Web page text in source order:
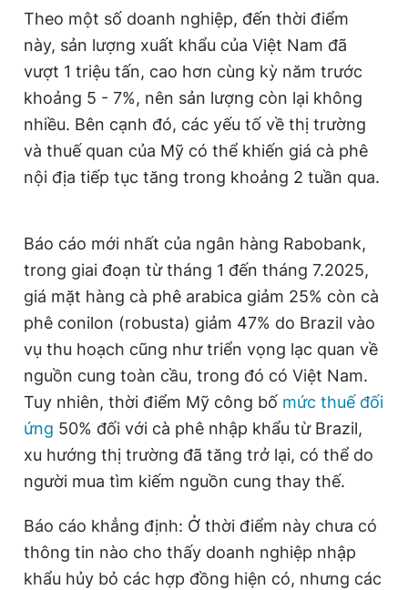
bản. Phát triển bởi ePi Technologies, JSC.
Theo một số doanh nghiệp, đến thời điểm
này, sản lượng xuất khẩu của Việt Nam đã
vượt 1 triệu tấn, cao hơn cùng kỳ năm trước
khoảng 5 - 7%, nên sản lượng còn lại không
nhiều. Bên cạnh đó, các yếu tố về thị trường
và thuế quan của Mỹ có thể khiến giá cà phê
nội địa tiếp tục tăng trong khoảng 2 tuần qua.
Báo cáo mới nhất của ngân hàng Rabobank,
trong giai đoạn từ tháng 1 đến tháng 7.2025,
giá mặt hàng cà phê arabica giảm 25% còn cà
phê conilon (robusta) giảm 47% do Brazil vào
vụ thu hoạch cũng như triển vọng lạc quan về
nguồn cung toàn cầu, trong đó có Việt Nam.
Tuy nhiên, thời điểm Mỹ công bố mức thuế đối
ứng 50% đối với cà phê nhập khẩu từ Brazil,
xu hướng thị trường đã tăng trở lại, có thể do
người mua tìm kiếm nguồn cung thay thế.
Báo cáo khẳng định: Ở thời điểm này chưa có
thông tin nào cho thấy doanh nghiệp nhập
khẩu hủy bỏ các hợp đồng hiện có, nhưng các